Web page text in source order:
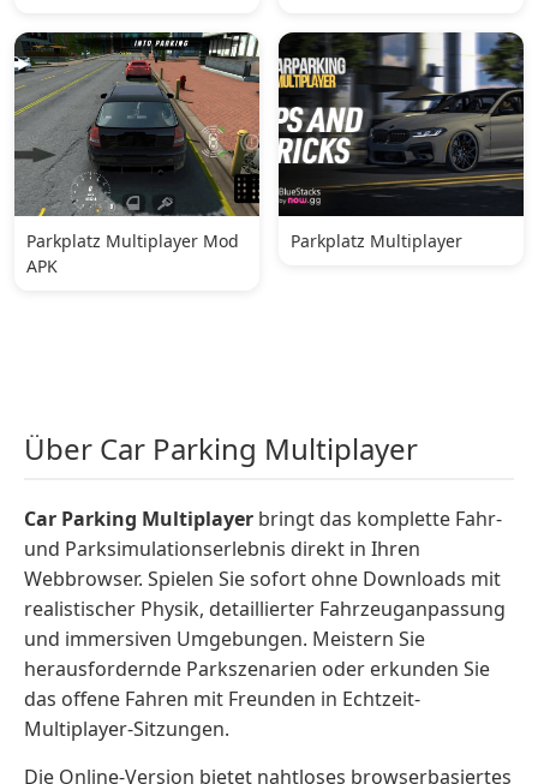
Parkplatz Multiplayer Mod
APK
Parkplatz Multiplayer
Über Car Parking Multiplayer
Car Parking Multiplayer bringt das komplette Fahr-
und Parksimulationserlebnis direkt in Ihren
Webbrowser. Spielen Sie sofort ohne Downloads mit
realistischer Physik, detaillierter Fahrzeuganpassung
und immersiven Umgebungen. Meistern Sie
herausfordernde Parkszenarien oder erkunden Sie
das offene Fahren mit Freunden in Echtzeit-
Multiplayer-Sitzungen.
Die Online-Version bietet nahtloses browserbasiertes